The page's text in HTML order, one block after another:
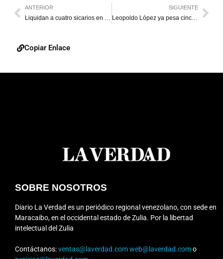
ANTERIOR
Liquidan a cuatro sicarios en San Francisco
SIGUIENTE
Leopoldo López ya pesa cinco kilos menos y su esposa pide apoyo
Copiar Enlace
SOBRE NOSOTROS
Diario La Verdad es un periódico regional venezolano, con sede en
Maracaibo, en el occidental estado de Zulia. Por la libertad
intelectual del Zulia
Contáctanos:ventas@laverdad.comweb@laverdad.como